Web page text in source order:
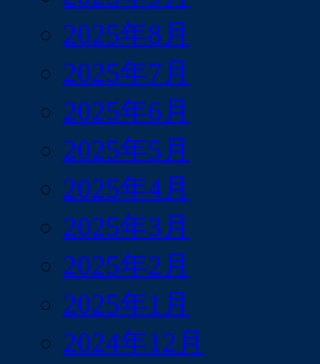
2025年8月
2025年7月
2025年6月
2025年5月
2025年4月
2025年3月
2025年2月
2025年1月
2024年12月